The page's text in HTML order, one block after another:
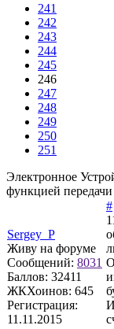
241
242
243
244
245
246
247
248
249
250
251
Электронное
функцией
Sergey_P
Живу на форуме
Сообщений: 8031
Баллов: 32411
ЖКХоинов: 645
Регистрация:
11.11.2015
#